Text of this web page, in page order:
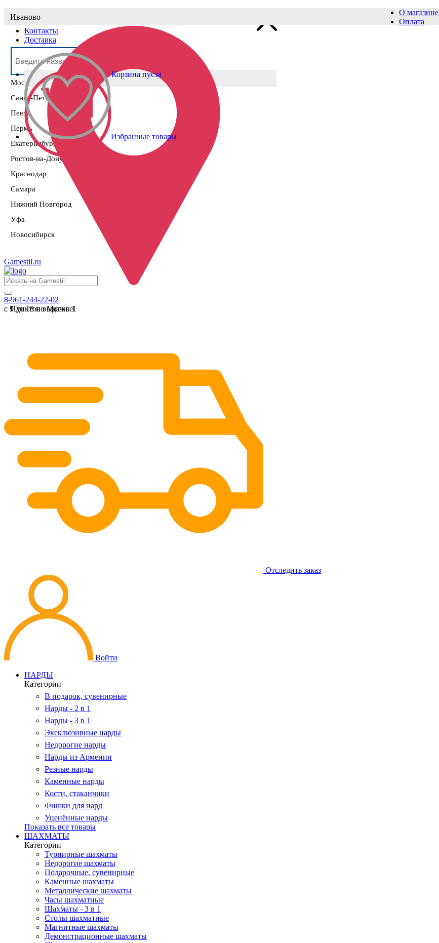
Выберите населённый пункт
Москва
Санкт-Петербург
Пенза
Пермь
Екатеринбург
Ростов-на-Дону
Краснодар
Самара
Нижний Новгород
Уфа
Новосибирск
Иваново
Пунктов выдачи:1
О магазине
Оплата
Контакты
Доставка
Избранные товары
Корзина пуста
Gamestil.ru
8-961-244-22-02
с 9 до 18 по Москве
Отследить заказ
Войти
НАРДЫ
Категории
В подарок, сувенирные
Нарды - 2 в 1
Нарды - 3 в 1
Эксклюзивные нарды
Недорогие нарды
Нарды из Армении
Резные нарды
Каменные нарды
Кости, стаканчики
Фишки для нард
Уценённые нарды
Показать все товары
ШАХМАТЫ
Категории
Турнирные шахматы
Недорогие шахматы
Подарочные, сувенирные
Каменные шахматы
Металлические шахматы
Часы шахматные
Шахматы - 3 в 1
Столы шахматные
Магнитные шахматы
Демонстрационные шахматы